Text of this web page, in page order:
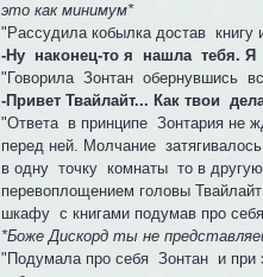
это как минимум*
"Рассудила кобылка достав книгу
-Ну наконец-то я нашла тебя. Я
"Говорила Зонтан обернувшись
-Привет Твайлайт... Как твои
"Ответа в принципе Зонтария не
перед ней. Молчание
в одну точку комнаты то в
перевоплощением головы
шкафу с книгами подумав про
*Боже Дискорд ты не
"Подумала про себя Зонтан и при